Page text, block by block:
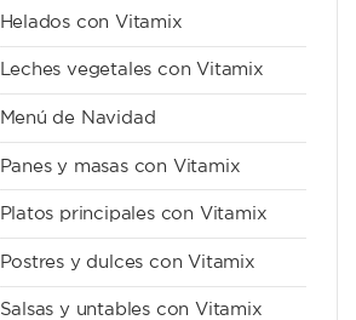
Helados con Vitamix
Leches vegetales con Vitamix
Menú de Navidad
Panes y masas con Vitamix
Platos principales con Vitamix
Postres y dulces con Vitamix
Salsas y untables con Vitamix